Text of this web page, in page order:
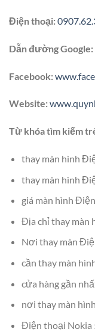
Điện thoại:
Dẫn đường Google:
Facebook:
Website:
Từ khóa tìm kiếm
thay màn hình
thay màn hình
giá màn hình
Địa chỉ thay màn
Nơi thay màn
cần thay màn
cửa hàng gần
nơi thay màn
Điện thoại Nokia